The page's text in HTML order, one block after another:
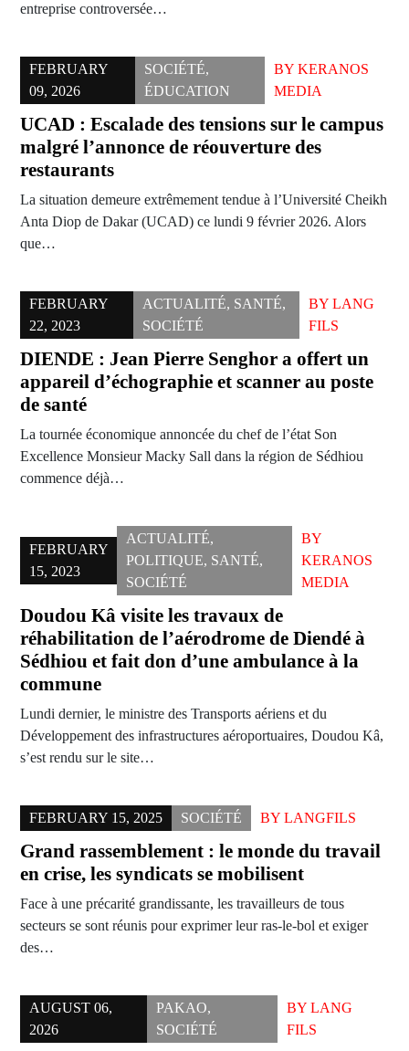
entreprise controversée…
FEBRUARY
09, 2026
SOCIÉTÉ,
ÉDUCATION
BY KERANOS
MEDIA
UCAD : Escalade des tensions sur le campus
malgré l’annonce de réouverture des
restaurants
La situation demeure extrêmement tendue à l’Université Cheikh
Anta Diop de Dakar (UCAD) ce lundi 9 février 2026. Alors
que…
FEBRUARY
22, 2023
ACTUALITÉ, SANTÉ,
SOCIÉTÉ
BYLANG
FILS
DIENDE : Jean Pierre Senghor a offert un
appareil d’échographie et scanner au poste
de santé
La tournée économique annoncée du chef de l’état Son
Excellence Monsieur Macky Sall dans la région de Sédhiou
commence déjà…
FEBRUARY
15, 2023
ACTUALITÉ,
POLITIQUE, SANTÉ,
SOCIÉTÉ
BY
KERANOS
MEDIA
Doudou Kâ visite les travaux de
réhabilitation de l’aérodrome de Diendé à
Sédhiou et fait don d’une ambulance à la
commune
Lundi dernier, le ministre des Transports aériens et du
Développement des infrastructures aéroportuaires, Doudou Kâ,
s’est rendu sur le site…
FEBRUARY 15, 2025 SOCIÉTÉ BY LANGFILS
Grand rassemblement : le monde du travail
en crise, les syndicats se mobilisent
Face à une précarité grandissante, les travailleurs de tous
secteurs se sont réunis pour exprimer leur ras-le-bol et exiger
des…
AUGUST 06,
2026
PAKAO,
SOCIÉTÉ
BY LANG
FILS